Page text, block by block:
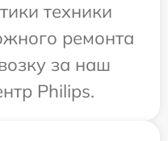
техники
ремонта
за наш
Philips.